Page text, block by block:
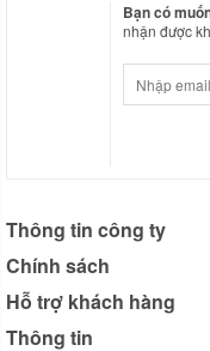
Bạn có
nhận được
Thông tin công ty
Chính sách
Hỗ trợ khách hàng
Thông tin